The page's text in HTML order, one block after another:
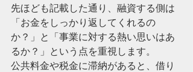
先ほども記載した通り、融資する側は
「お金をしっかり返してくれるの
か？」と「事業に対する熱い思いはあ
るか？」という点を重視します。
公共料金や税金に滞納があると、借り